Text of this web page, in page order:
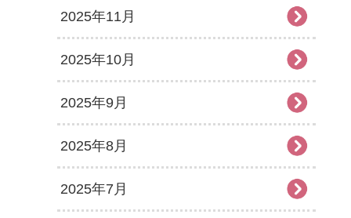
2025年11月
2025年10月
2025年9月
2025年8月
2025年7月